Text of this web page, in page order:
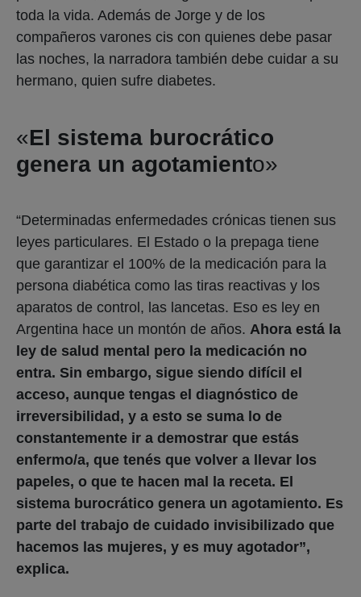
toda la vida. Además de Jorge y de los
compañeros varones cis con quienes debe pasar
las noches, la narradora también debe cuidar a su
hermano, quien sufre diabetes.
«El sistema burocrático
genera un agotamiento»
“Determinadas enfermedades crónicas tienen sus
leyes particulares. El Estado o la prepaga tiene
que garantizar el 100% de la medicación para la
persona diabética como las tiras reactivas y los
aparatos de control, las lancetas. Eso es ley en
Argentina hace un montón de años. Ahora está la
ley de salud mental pero la medicación no
entra. Sin embargo, sigue siendo difícil el
acceso, aunque tengas el diagnóstico de
irreversibilidad, y a esto se suma lo de
constantemente ir a demostrar que estás
enfermo/a, que tenés que volver a llevar los
papeles, o que te hacen mal la receta. El
sistema burocrático genera un agotamiento. Es
parte del trabajo de cuidado invisibilizado que
hacemos las mujeres, y es muy agotador”,
explica.